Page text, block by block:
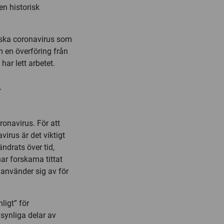
historisk
coronavirus som
en överföring från
lett arbetet.
För att
är det viktigt
över tid,
forskarna tittat
sig av för
för
delar av